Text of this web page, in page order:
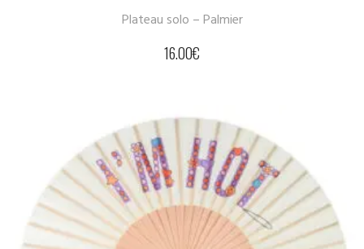
Plateau solo – Palmier
16.00€